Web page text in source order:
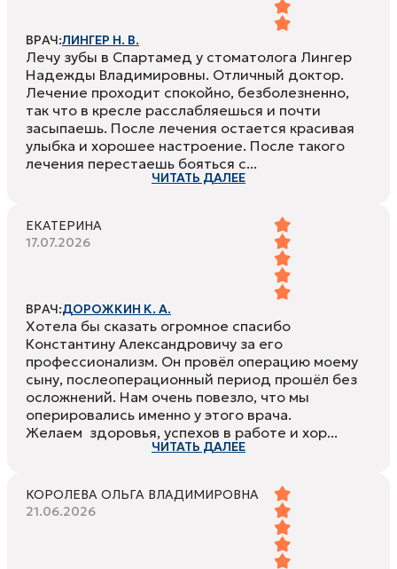
ВРАЧ:ЛИНГЕР Н. В.
Лечу зубы в Спартамед у стоматолога Лингер
Надежды Владимировны. Отличный доктор.
Лечение проходит спокойно, безболезненно,
так что в кресле расслабляешься и почти
засыпаешь. После лечения остается красивая
улыбка и хорошее настроение. После такого
лечения перестаешь бояться с...
ЧИТАТЬ ДАЛЕЕ
ЕКАТЕРИНА
17.07.2026
ВРАЧ:ДОРОЖКИН К. А.
Хотела бы сказать огромное спасибо
Константину Александровичу за его
профессионализм. Он провёл операцию моему
сыну, послеоперационный период прошёл без
осложнений. Нам очень повезло, что мы
оперировались именно у этого врача.
Желаем здоровья, успехов в работе и хор...
ЧИТАТЬ ДАЛЕЕ
КОРОЛЕВА ОЛЬГА ВЛАДИМИРОВНА
21.06.2026